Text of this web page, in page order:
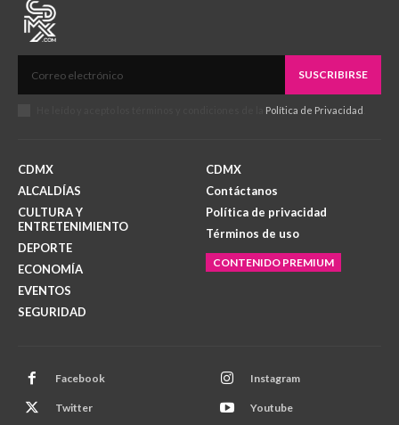
SUSCRIBIRSE
Política de Privacidad
CDMX
ALCALDÍAS
CULTURA Y
ENTRETENIMIENTO
DEPORTE
ECONOMÍA
EVENTOS
SEGURIDAD
CDMX
Contáctanos
Política de privacidad
Términos de uso
CONTENIDO PREMIUM
Facebook Instagram
Twitter Youtube